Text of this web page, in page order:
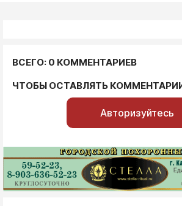
ВСЕГО: 0 КОММЕНТАРИЕВ
ЧТОБЫ ОСТАВЛЯТЬ
Авторизуйтесь